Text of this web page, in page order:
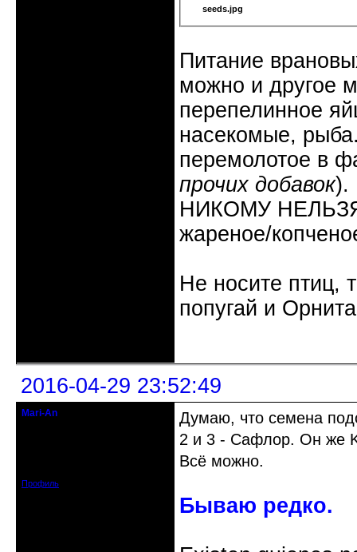
seeds.jpg
Питание
можно и другое
перепелинное
насекомые,
перемолотое в
прочих добавок).
НИКОМУ НЕЛЬЗЯ:
жареное/
Не носите птиц,
попугай и
2016-04-29 23:52:49
Mari-An
Профиль
Думаю, что семена
2 и 3 - Сафлор. Он же
Всё можно.
Бываю редко.